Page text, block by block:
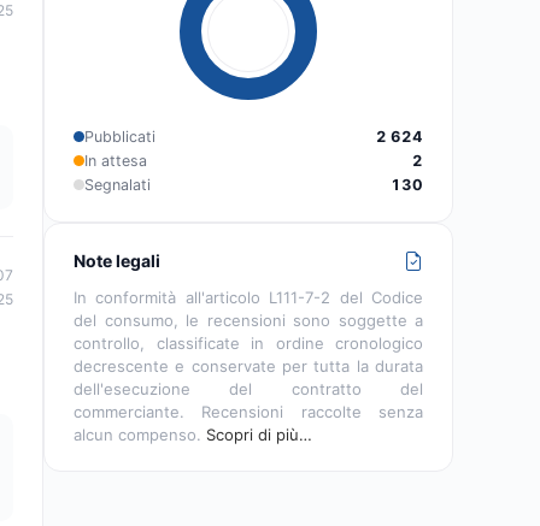
Pubblicati
2 624
In attesa
2
Segnalati
130
Note legali
In conformità all'articolo L111-7-2 del Codice
del consumo, le recensioni sono soggette a
controllo, classificate in ordine cronologico
decrescente e conservate per tutta la durata
dell'esecuzione del contratto del
commerciante. Recensioni raccolte senza
alcun compenso. Scopri di più…